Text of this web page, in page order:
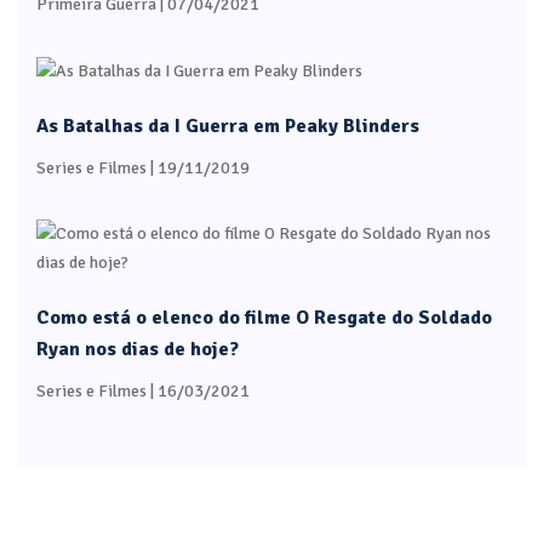
Primeira Guerra | 07/04/2021
As Batalhas da I Guerra em Peaky Blinders
Series e Filmes | 19/11/2019
Como está o elenco do filme O Resgate do Soldado
Ryan nos dias de hoje?
Series e Filmes | 16/03/2021